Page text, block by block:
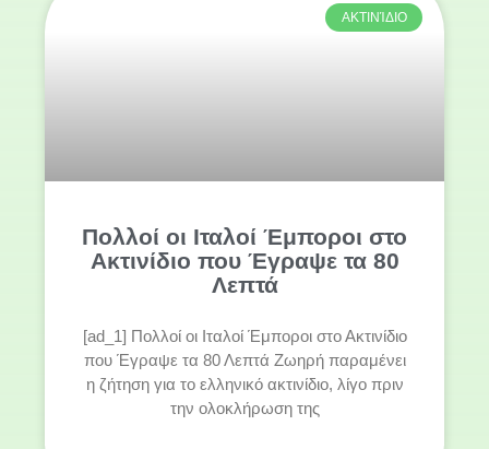
ΑΚΤΙΝΊΔΙΟ
Πολλοί οι Ιταλοί Έμποροι στο
Ακτινίδιο που Έγραψε τα 80
Λεπτά
[ad_1] Πολλοί οι Ιταλοί Έμποροι στο Ακτινίδιο
που Έγραψε τα 80 Λεπτά Ζωηρή παραμένει
η ζήτηση για το ελληνικό ακτινίδιο, λίγο πριν
την ολοκλήρωση της